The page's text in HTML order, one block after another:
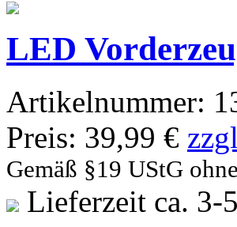
LED
Artikelnummer:
Preis: 39,99 €
Gemäß §19 UStG
Lieferzeit ca. 3-